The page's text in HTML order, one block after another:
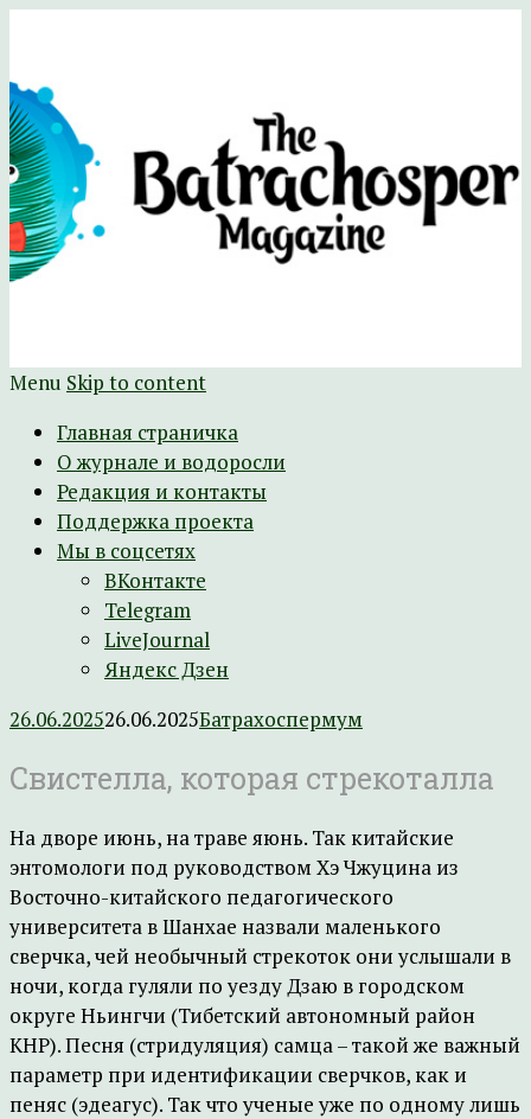
The Batrachospermum Magazine
Батрахоспермум (официальный сайт)
Menu Skip to content
Главная страничка
О журнале и водоросли
Редакция и контакты
Поддержка проекта
Мы в соцсетях
ВКонтакте
Telegram
LiveJournal
Яндекс Дзен
26.06.202526.06.2025Батрахоспермум
Свистелла, которая стрекоталла
На дворе июнь, на траве яюнь. Так китайские
энтомологи под руководством Хэ Чжуцина из
Восточно-китайского педагогического
университета в Шанхае назвали маленького
сверчка, чей необычный стрекоток они услышали в
ночи, когда гуляли по уезду Дзаю в городском
округе Ньингчи (Тибетский автономный район
КНР). Песня (стридуляция) самца – такой же важный
параметр при идентификации сверчков, как и
пеняс (эдеагус). Так что ученые уже по одному лишь